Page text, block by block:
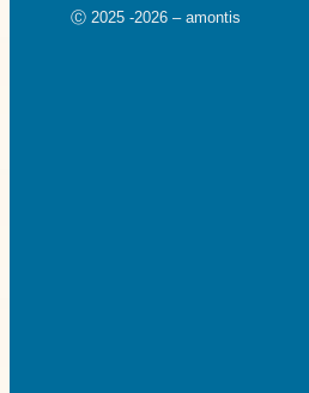
Ⓒ 2025 -2026 – amontis